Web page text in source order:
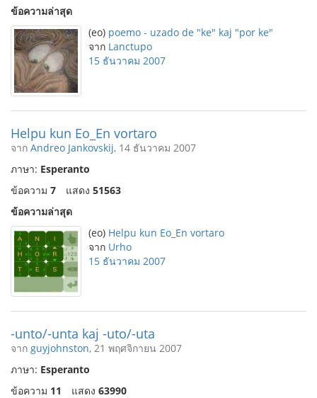
ข้อความล่าสุด
(eo) poemo - uzado de "ke" kaj "por ke"
จาก Lanctupo
15 ธันวาคม 2007
Helpu kun Eo_En vortaro
จาก Andreo Jankovskij, 14 ธันวาคม 2007
ภาษา: Esperanto
ข้อความ 7 แสดง 51563
ข้อความล่าสุด
(eo) Helpu kun Eo_En vortaro
จาก Urho
15 ธันวาคม 2007
-unto/-unta kaj -uto/-uta
จาก guyjohnston, 21 พฤศจิกายน 2007
ภาษา: Esperanto
ข้อความ 11 แสดง 63990